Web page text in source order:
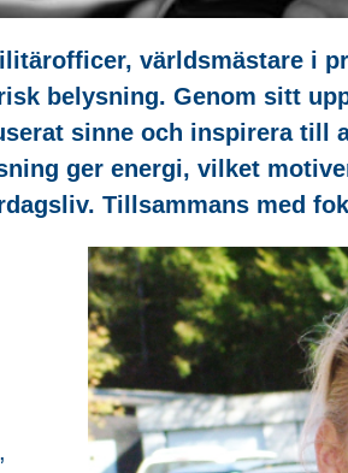
världsmästare i
belysning. Genom sitt
sinne och inspirera till
ger energi, vilket
Tillsammans med